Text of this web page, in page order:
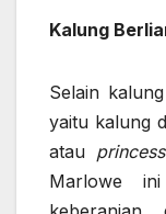
Kalung
Selain
yaitu kalung
atau
Marlowe